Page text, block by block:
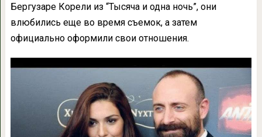
Бергузаре Корели из “Тысяча и одна ночь”, они
влюбились еще во время съемок, а затем
официально оформили свои отношения.